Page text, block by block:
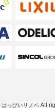
はっぴいリノベ All